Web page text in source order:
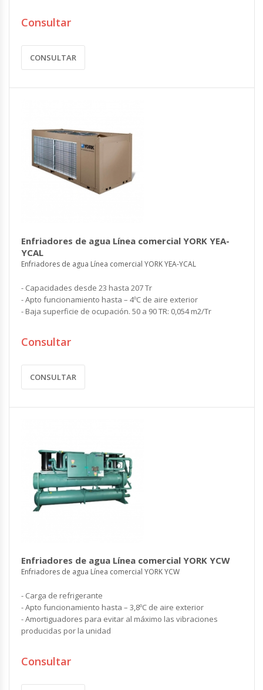
Consultar
CONSULTAR
Enfriadores de agua Línea comercial YORK YEA-
YCAL
Enfriadores de agua Línea comercial YORK YEA-YCAL
- Capacidades desde 23 hasta 207 Tr
- Apto funcionamiento hasta – 4ºC de aire exterior
- Baja superficie de ocupación. 50 a 90 TR: 0,054 m2/Tr
Consultar
CONSULTAR
Enfriadores de agua Línea comercial YORK YCW
Enfriadores de agua Línea comercial YORK YCW
- Carga de refrigerante
- Apto funcionamiento hasta – 3,8ºC de aire exterior
- Amortiguadores para evitar al máximo las vibraciones
producidas por la unidad
Consultar